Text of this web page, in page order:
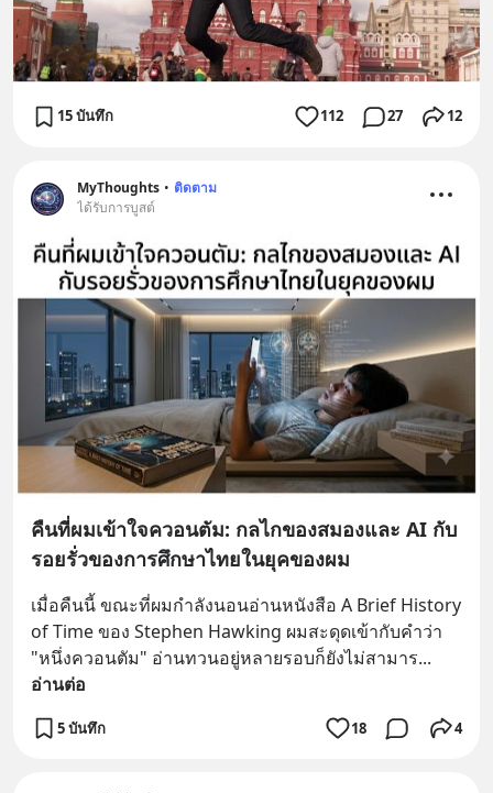
15 บันทึก 112 27 12
MyThoughts • ติดตาม
ได้รับการบูสต์
คืนที่ผมเข้าใจควอนตัม: กลไกของสมองและ AI กับ
รอยรั่วของการศึกษาไทยในยุคของผม
เมื่อคืนนี้ ขณะที่ผมกำลังนอนอ่านหนังสือ A Brief History
of Time ของ Stephen Hawking ผมสะดุดเข้ากับคำว่า
"หนึ่งควอนตัม" อ่านทวนอยู่หลายรอบก็ยังไม่สามาร
อ่านต่อ
5 บันทึก 18 4